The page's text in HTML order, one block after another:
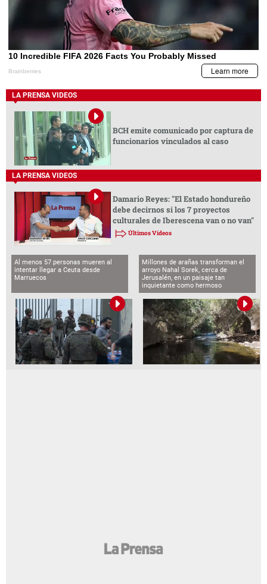
LA PRENSA VIDEOS
BCH emite comunicado por captura de
funcionarios vinculados al caso
LA PRENSA VIDEOS
Damario Reyes: "El Estado hondureño
debe decirnos si los 7 proyectos
culturales de Iberescena van o no van"
Últimos Videos
Al menos 57 personas mueren al
intentar llegar a Ceuta desde
Marruecos
Millones de arañas transforman el
arroyo Nahal Sorek, cerca de
Jerusalén, en un paisaje tan
inquietante como hermoso